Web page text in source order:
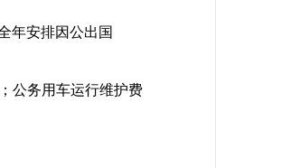
年安排因公出国
公务用车运行维护费